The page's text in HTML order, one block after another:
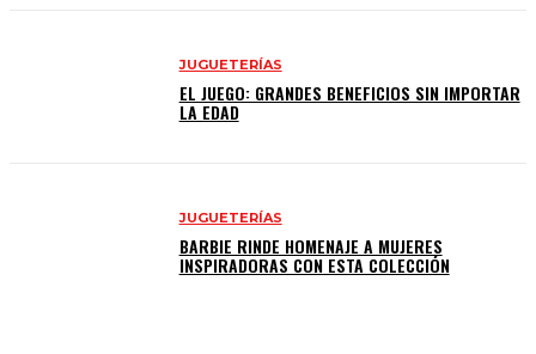
JUGUETERÍAS
EL JUEGO: GRANDES BENEFICIOS SIN IMPORTAR
LA EDAD
JUGUETERÍAS
BARBIE RINDE HOMENAJE A MUJERES
INSPIRADORAS CON ESTA COLECCIÓN